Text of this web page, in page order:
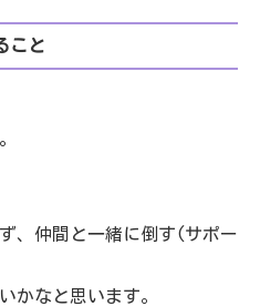
こと
、仲間と一緒に倒す(サポー
かなと思います。